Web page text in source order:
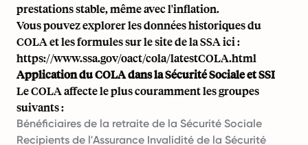
prestations stable, même avec l'inflation.
Vous pouvez explorer les données historiques du
COLA et les formules sur le site de la SSA ici :
https://www.ssa.gov/oact/cola/latestCOLA.html
Application du COLA dans la Sécurité Sociale et SSI
Le COLA affecte le plus couramment les groupes
suivants :
Bénéficiaires de la retraite de la Sécurité Sociale
Recipients de l'Assurance Invalidité de la Sécurité